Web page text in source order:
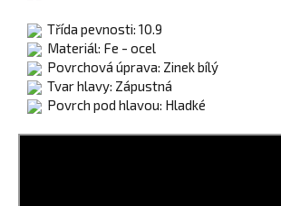
Třída pevnosti: 10.9
Materiál: Fe - ocel
Povrchová úprava: Zinek bílý
Tvar hlavy: Zápustná
Povrch pod hlavou: Hladké